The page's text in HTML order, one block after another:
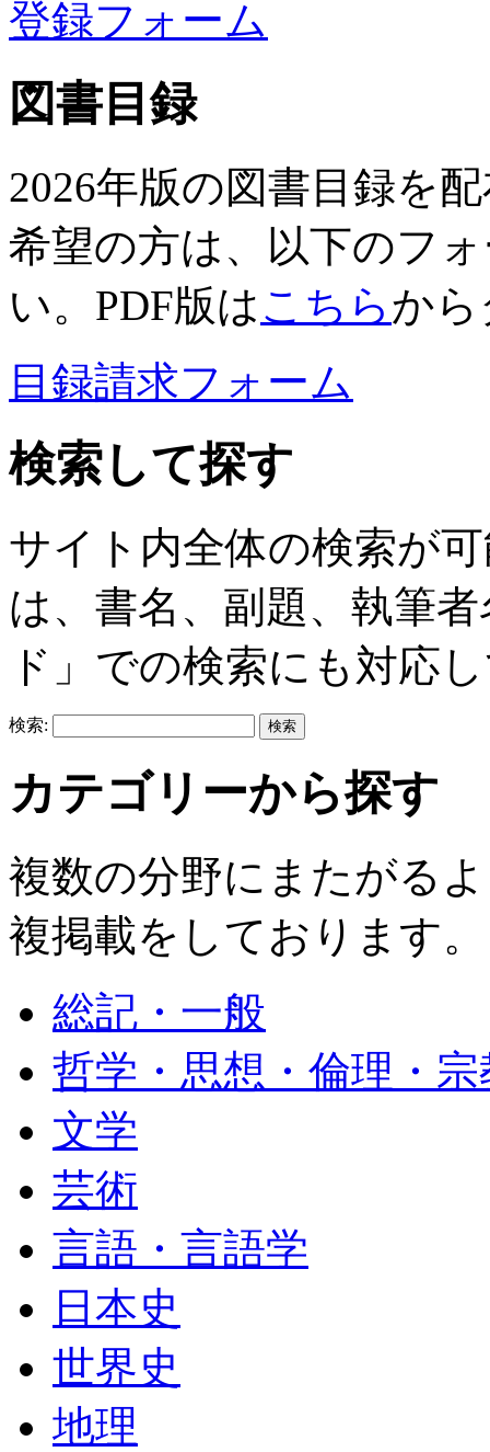
登録フォーム
図書目録
2026年版の図書目録を
希望の方は、以下のフ
い。PDF版はこちらか
目録請求フォーム
検索して探す
サイト内全体の検索が
は、書名、副題、執筆
ド」での検索にも対応
検索:
カテゴリーから探す
複数の分野にまたがる
複掲載をしております。
総記・一般
哲学・思想・倫理・宗
文学
芸術
言語・言語学
日本史
世界史
地理